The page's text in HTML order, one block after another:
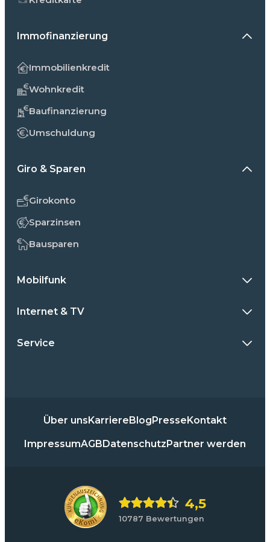
Immofinanzierung
Immobilienkredit
Wohnkredit
Baufinanzierung
Umschuldung
Giro & Sparen
Girokonto
Sparzinsen
Bausparen
Mobilfunk
Internet & TV
Service
Über unsKarriereBlogPresseKontakt
ImpressumAGBDatenschutzPartner werden
4,5
10787 Bewertungen